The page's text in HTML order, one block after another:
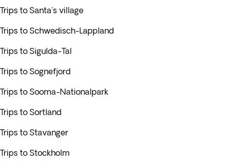
Trips to Santa's village
Trips to Schwedisch-Lappland
Trips to Sigulda-Tal
Trips to Sognefjord
Trips to Sooma-Nationalpark
Trips to Sortland
Trips to Stavanger
Trips to Stockholm